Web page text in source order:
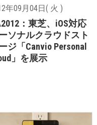
年09月04日( 火 )
：東芝、iOS対応
ソナルクラウドスト
ジ「Canvio Personal
」を展示